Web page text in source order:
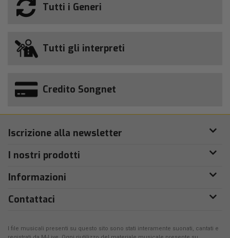
Tutti i Generi
Tutti gli interpreti
Credito Songnet
Iscrizione alla newsletter
I nostri prodotti
Informazioni
Contattaci
I file musicali presenti su questo sito sono stati interamente suonati, cantati e